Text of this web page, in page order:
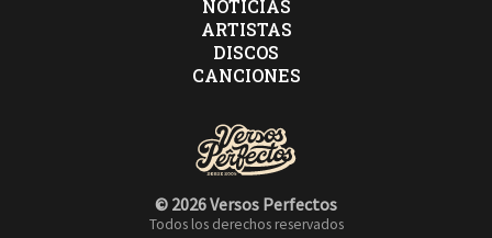
NOTICIAS
ARTISTAS
DISCOS
CANCIONES
© 2026 Versos Perfectos
Todos los derechos reservados